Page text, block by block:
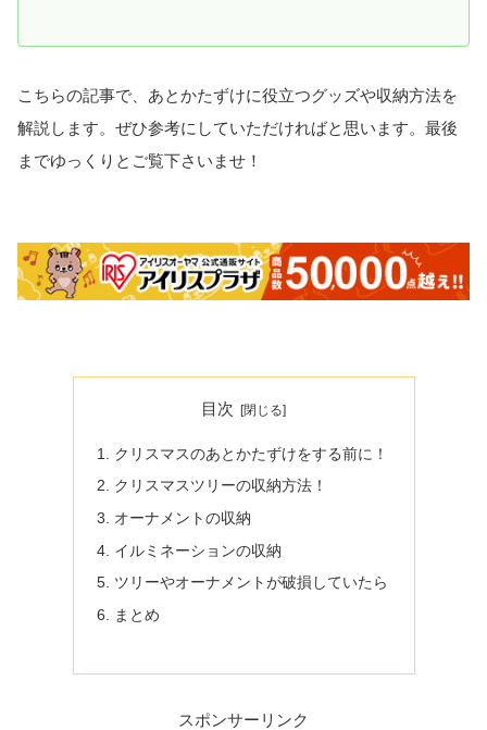
こちらの記事で、あとかたずけに役立つグッズや収納方法を
解説します。ぜひ参考にしていただければと思います。最後
までゆっくりとご覧下さいませ！
目次
クリスマスのあとかたずけをする前に！
クリスマスツリーの収納方法！
オーナメントの収納
イルミネーションの収納
ツリーやオーナメントが破損していたら
まとめ
スポンサーリンク